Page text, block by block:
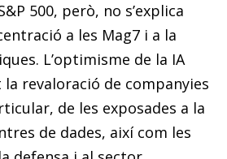
500, però, no s’explica
a les Mag7 i a la
L’optimisme de la IA
revaloració de companyies
de les exposades a la
de dades, així com les